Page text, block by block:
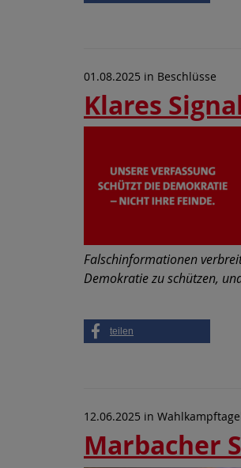
01.08.2025 in Beschlüsse
Klares
Falschinformationen
Demokratie zu schützen,
teilen
12.06.2025 in
Marbacher